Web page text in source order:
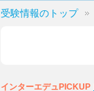
受験情報のトップ
インターエデュPICKUP